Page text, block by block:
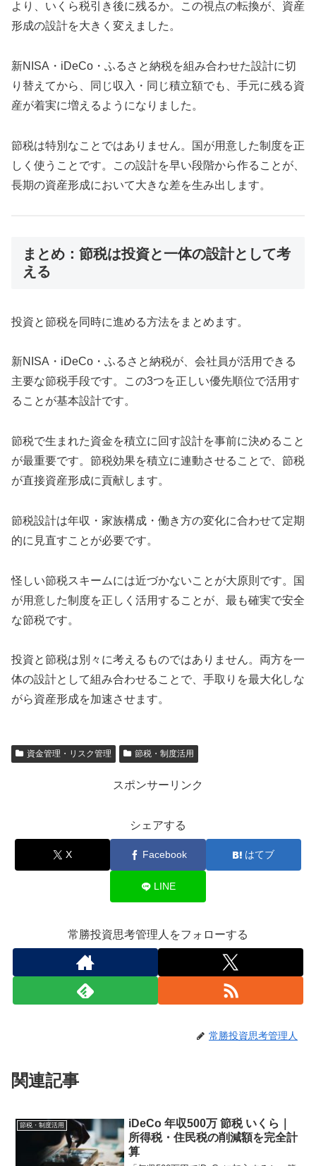
より、いくら税引き後に残るか。この視点の転換が、資産
形成の設計を大きく変えました。
新NISA・iDeCo・ふるさと納税を組み合わせた設計に切
り替えてから、同じ収入・同じ積立額でも、手元に残る資
産が着実に増えるようになりました。
節税は特別なことではありません。国が用意した制度を正
しく使うことです。この設計を早い段階から作ることが、
長期の資産形成において大きな差を生み出します。
まとめ：節税は投資と一体の設計として考
える
投資と節税を同時に進める方法をまとめます。
新NISA・iDeCo・ふるさと納税が、会社員が活用できる
主要な節税手段です。この3つを正しい優先順位で活用す
ることが基本設計です。
節税で生まれた資金を積立に回す設計を事前に決めること
が最重要です。節税効果を積立に連動させることで、節税
が直接資産形成に貢献します。
節税設計は年収・家族構成・働き方の変化に合わせて定期
的に見直すことが必要です。
怪しい節税スキームには近づかないことが大原則です。国
が用意した制度を正しく活用することが、最も確実で安全
な節税です。
投資と節税は別々に考えるものではありません。両方を一
体の設計として組み合わせることで、手取りを最大化しな
がら資産形成を加速させます。
資金管理・リスク管理 節税・制度活用
スポンサーリンク
シェアする
X Facebook はてブ
LINE
常勝投資思考管理人をフォローする
常勝投資思考管理人
関連記事
節税・制度活用
iDeCo 年収500万 節税 いくら｜
所得税・住民税の削減額を完全計
算